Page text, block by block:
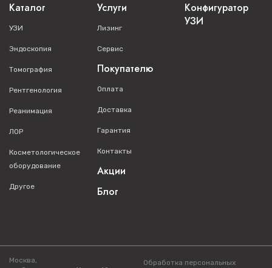
Каталог
УЗИ
Эндоскопия
Томография
Рентгенология
Реанимация
ЛОР
Косметологическое
оборудование
Другое
Услуги
Лизинг
Сервис
Покупателю
Оплата
Доставка
Гарантия
Контакты
Акции
Блог
Конфигуратор
УЗИ
Москва,
Обработка персональных